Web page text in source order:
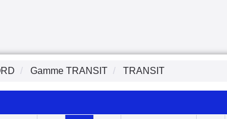
Gamme TRANSIT TRANSIT